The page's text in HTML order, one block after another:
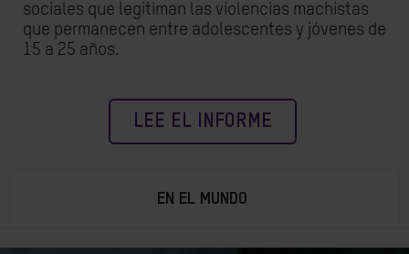
sociales que legitiman las violencias machistas
que permanecen entre adolescentes y jóvenes de
15 a 25 años.
LEE EL INFORME
EN EL MUNDO